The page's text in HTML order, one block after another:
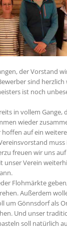
der Vorstand
sind
ist noch
in vollem Gange,
wieder
auf ein
muss
freuen wir uns
unser Verein
Flohmärkte
Außerdem
um Gönnsdorf als
Und unser
soll natürlich